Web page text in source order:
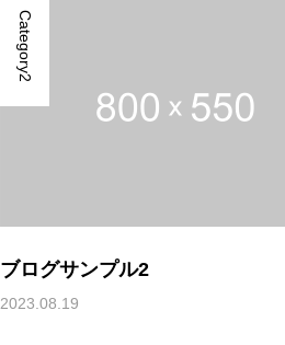
ブログサンプル2
2023.08.19
Category2